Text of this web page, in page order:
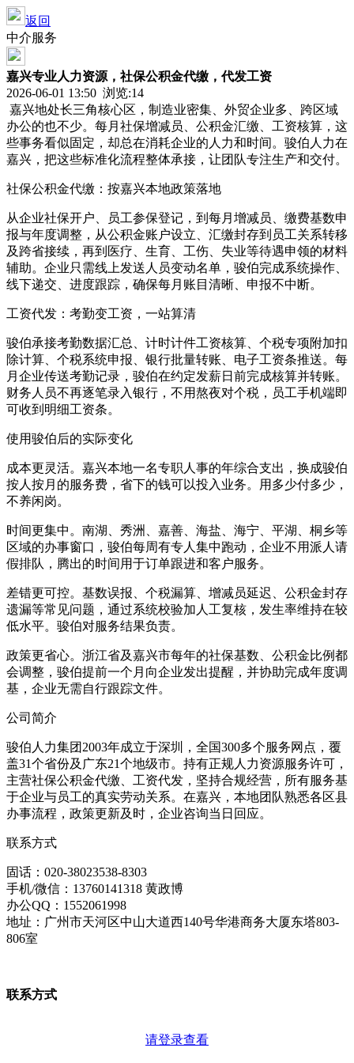
返回
中介服务
嘉兴专业人力资源，社保公积金代缴，代发工资
2026-06-01 13:50 浏览:14
嘉兴地处长三角核心区，制造业密集、外贸企业多、跨区域
办公的也不少。每月社保增减员、公积金汇缴、工资核算，这
些事务看似固定，却总在消耗企业的人力和时间。骏伯人力在
嘉兴，把这些标准化流程整体承接，让团队专注生产和交付。
社保公积金代缴：按嘉兴本地政策落地
从企业社保开户、员工参保登记，到每月增减员、缴费基数申
报与年度调整，从公积金账户设立、汇缴封存到员工关系转移
及跨省接续，再到医疗、生育、工伤、失业等待遇申领的材料
辅助。企业只需线上发送人员变动名单，骏伯完成系统操作、
线下递交、进度跟踪，确保每月账目清晰、申报不中断。
工资代发：考勤变工资，一站算清
骏伯承接考勤数据汇总、计时计件工资核算、个税专项附加扣
除计算、个税系统申报、银行批量转账、电子工资条推送。每
月企业传送考勤记录，骏伯在约定发薪日前完成核算并转账。
财务人员不再逐笔录入银行，不用熬夜对个税，员工手机端即
可收到明细工资条。
使用骏伯后的实际变化
成本更灵活。嘉兴本地一名专职人事的年综合支出，换成骏伯
按人按月的服务费，省下的钱可以投入业务。用多少付多少，
不养闲岗。
时间更集中。南湖、秀洲、嘉善、海盐、海宁、平湖、桐乡等
区域的办事窗口，骏伯每周有专人集中跑动，企业不用派人请
假排队，腾出的时间用于订单跟进和客户服务。
差错更可控。基数误报、个税漏算、增减员延迟、公积金封存
遗漏等常见问题，通过系统校验加人工复核，发生率维持在较
低水平。骏伯对服务结果负责。
政策更省心。浙江省及嘉兴市每年的社保基数、公积金比例都
会调整，骏伯提前一个月向企业发出提醒，并协助完成年度调
基，企业无需自行跟踪文件。
公司简介
骏伯人力集团2003年成立于深圳，全国300多个服务网点，覆
盖31个省份及广东21个地级市。持有正规人力资源服务许可，
主营社保公积金代缴、工资代发，坚持合规经营，所有服务基
于企业与员工的真实劳动关系。在嘉兴，本地团队熟悉各区县
办事流程，政策更新及时，企业咨询当日回应。
联系方式
固话：020-38023538-8303
手机/微信：13760141318 黄政博
办公QQ：1552061998
地址：广州市天河区中山大道西140号华港商务大厦东塔803-
806室
联系方式
请登录查看